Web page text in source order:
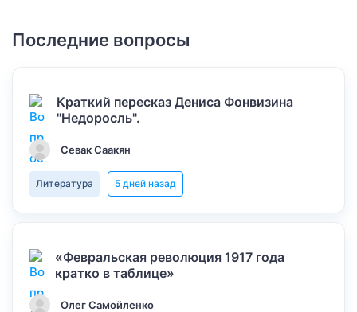
Последние вопросы
Краткий пересказ Дениса Фонвизина
"Недоросль".
Севак Саакян
Литература 5 дней назад
«Февральская революция 1917 года
кратко в таблице»
Олег Самойленко